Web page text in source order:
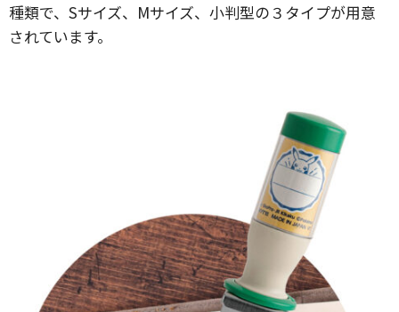
種類で、Sサイズ、Mサイズ、小判型の３タイプが用意
されています。